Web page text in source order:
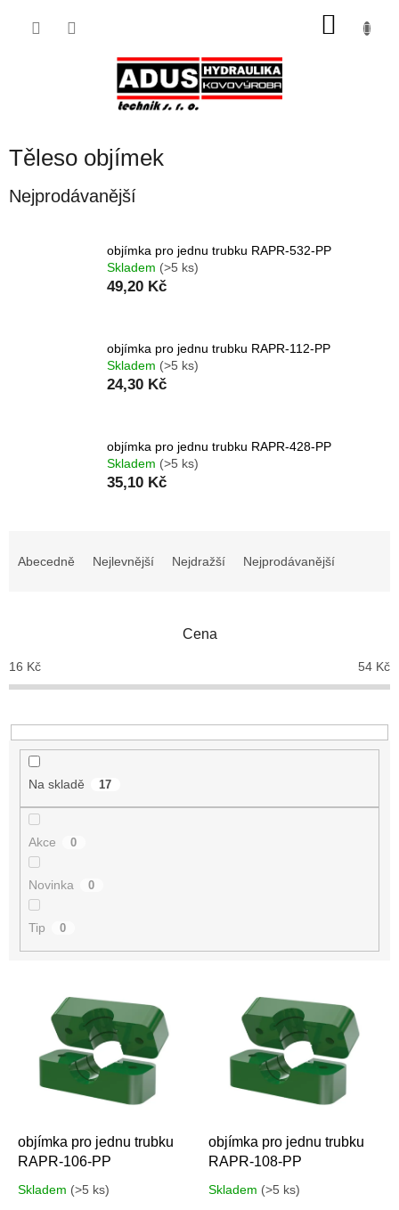
Těleso objímek
Nejprodávanější
objímka pro jednu trubku RAPR-532-PP
Skladem (>5 ks)
49,20 Kč
objímka pro jednu trubku RAPR-112-PP
Skladem (>5 ks)
24,30 Kč
objímka pro jednu trubku RAPR-428-PP
Skladem (>5 ks)
35,10 Kč
p
r
u
Abecedně Nejlevnější Nejdražší Nejprodávanější
Cena
16 Kč 54 Kč
Na skladě 17
Akce 0
Novinka 0
Tip 0
objímka pro jednu trubku
RAPR-106-PP
Skladem (>5 ks)
objímka pro jednu trubku
RAPR-108-PP
Skladem (>5 ks)